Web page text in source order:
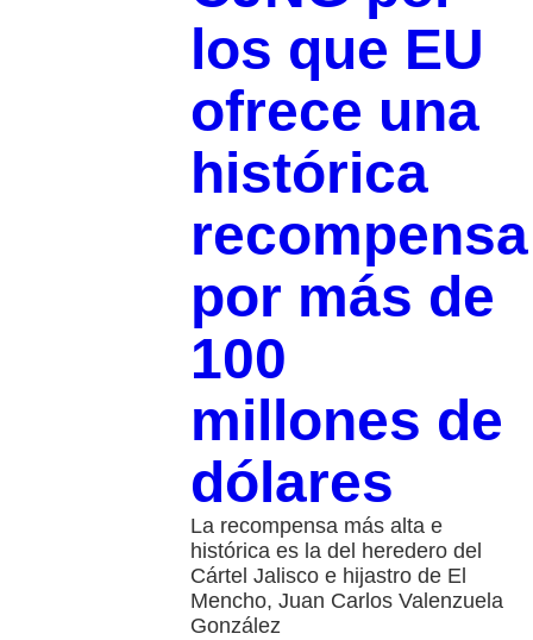
los que EU
ofrece una
histórica
recompensa
por más de
100
millones de
dólares
La recompensa más alta e
histórica es la del heredero del
Cártel Jalisco e hijastro de El
Mencho, Juan Carlos Valenzuela
González